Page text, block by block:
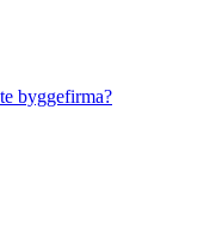
byggefirma?